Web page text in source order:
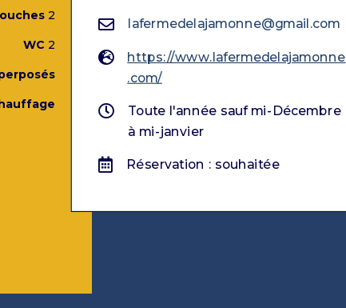
2
WC 2
lafermedelajamonne@gmail.com
https://www.lafermedelajamonne
.com/
Toute l'année sauf mi-Décembre
à mi-janvier
Réservation : souhaitée